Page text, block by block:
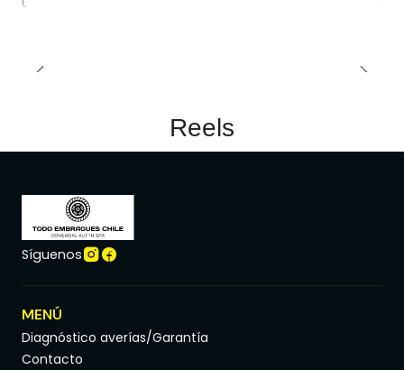
Reels
Síguenos
MENÚ
Diagnóstico averías/Garantía
Contacto